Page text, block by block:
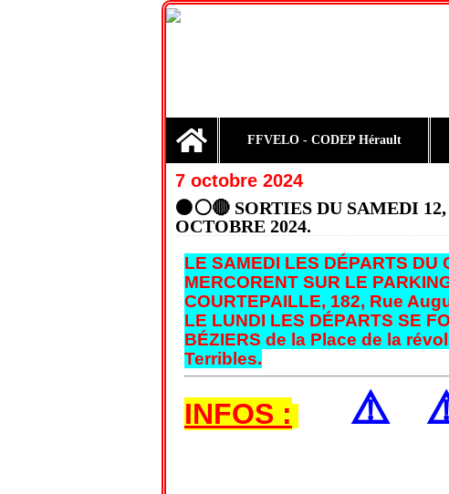
FFVELO - CODEP Hérault
7 octobre 2024
⚫⚪🔴 SORTIES DU SAMEDI
OCTOBRE 2024.
LE SAMEDI LES DÉPARTS DU
MERCORENT SUR LE
COURTEPAILLE, 182, Rue
LE LUNDI LES DÉPARTS SE
BÉZIERS de la Place de la
Terribles.
INFOS : ⚠️